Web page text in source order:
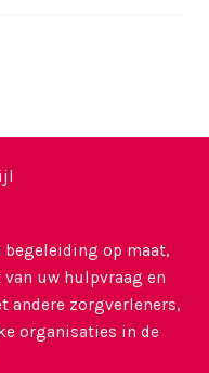
op maat,
uw hulpvraag en
andere zorgverleners,
organisaties in de